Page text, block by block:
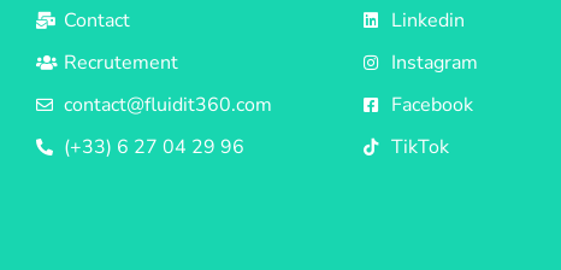
Contact
Recrutement
contact@fluidit360.com
(+33) 6 27 04 29 96
Linkedin
Instagram
Facebook
TikTok